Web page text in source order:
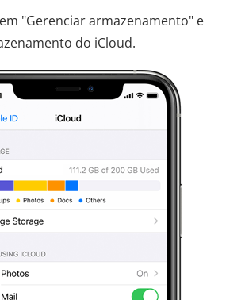
"Gerenciar armazenamento" e
do iCloud.